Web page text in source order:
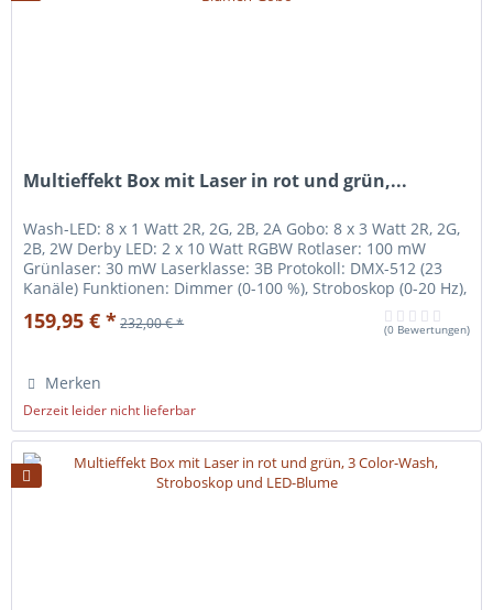
Multieffekt Box mit Laser in rot und grün,...
Wash-LED: 8 x 1 Watt 2R, 2G, 2B, 2A Gobo: 8 x 3 Watt 2R, 2G,
2B, 2W Derby LED: 2 x 10 Watt RGBW Rotlaser: 100 mW
Grünlaser: 30 mW Laserklasse: 3B Protokoll: DMX-512 (23
Kanäle) Funktionen: Dimmer (0-100 %), Stroboskop (0-20 Hz),
Auto, Sound Control, Master/Slave Display: 4-stellig
Gehäuse: Metall Montage: 1 Bügel Ein und Ausgänge: 3-pin
159,95 € *232,00 € * (0 Bewertungen)
Merken
Derzeit leider nicht lieferbar